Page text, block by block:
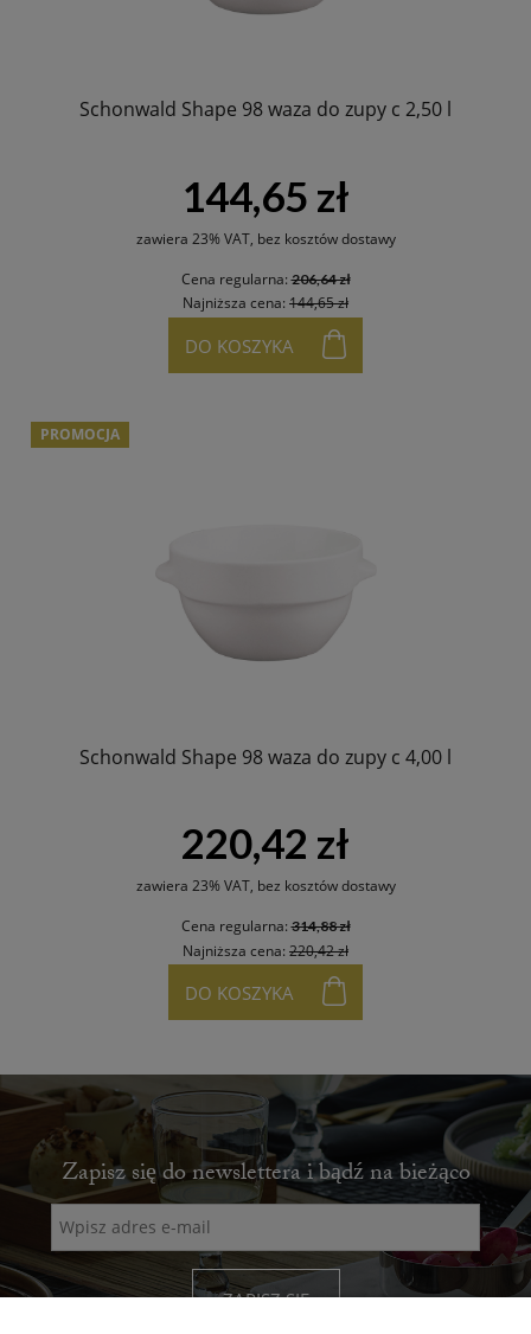
Schonwald Shape 98 waza do zupy c 2,50 l
144,65 zł
zawiera 23% VAT, bez kosztów dostawy
Cena regularna:206,64 zł
Najniższa cena: 144,65 zł
DO KOSZYKA
Schonwald Shape 98 waza do zupy c 4,00 l
220,42 zł
zawiera 23% VAT, bez kosztów dostawy
Cena regularna:314,88 zł
Najniższa cena: 220,42 zł
DO KOSZYKA
PROMOCJA
Zapisz się do newslettera i bądź na bieżąco
ZAPISZ SIĘ